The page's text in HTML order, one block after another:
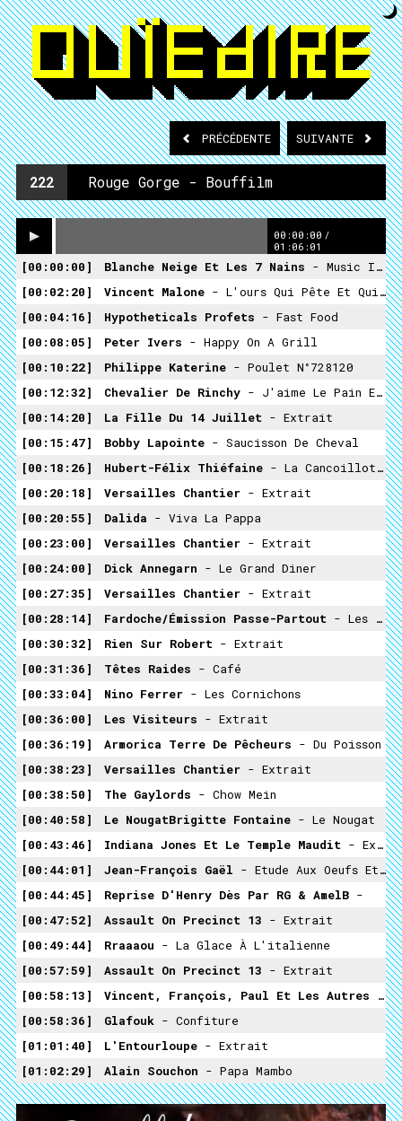
PRÉCÉDENTE SUIVANTE
222 Rouge Gorge - Bouffilm
00:00:00 /
01:06:01
00:00:00 Blanche Neige Et Les 7 Nains - Music In Your Soup
00:02:20
Vincent Malone - L'ours Qui Pête Et Qui Rotte
00:04:16
Hypotheticals Profets - Fast Food
00:08:05
Peter Ivers - Happy On A Grill
00:10:22
Philippe Katerine - Poulet N°728120
00:12:32
Chevalier De Rinchy - J'aime Le Pain Et Le Fromage
00:14:20
La Fille Du 14 Juillet - Extrait
00:15:47
Bobby Lapointe - Saucisson De Cheval
00:18:26
Hubert-Félix Thiéfaine - La Cancoillotte
00:20:18
Versailles Chantier - Extrait
00:20:55
Dalida - Viva La Pappa
00:23:00
Versailles Chantier - Extrait
00:24:00
Dick Annegarn - Le Grand Diner
00:27:35
Versailles Chantier - Extrait
00:28:14
Fardoche/émission Passe-Partout - Les Beaux Légumes
00:30:32
Rien Sur Robert - Extrait
00:31:36
Têtes Raides - Café
00:33:04
Nino Ferrer - Les Cornichons
00:36:00
Les Visiteurs - Extrait
00:36:19
Armorica Terre De Pêcheurs - Du Poisson
00:38:23
Versailles Chantier - Extrait
00:38:50
The Gaylords - Chow Mein
00:40:58
Le NougatBrigitte Fontaine - Le Nougat
00:43:46
Indiana Jones Et Le Temple Maudit - Extrait
00:44:01
Jean-François Gaël - Etude Aux Oeufs Et Profiteroles
00:44:45
Reprise D'Henry Dès Par RG & AmelB -
00:47:52
Assault On Precinct 13 - Extrait
00:49:44
Rraaaou - La Glace À L'italienne
00:57:59
Assault On Precinct 13 - Extrait
00:58:13
Vincent, François, Paul Et Les Autres
00:58:36
Glafouk - Confiture
01:01:40
L'Entourloupe - Extrait
01:02:29
Alain Souchon - Papa Mambo